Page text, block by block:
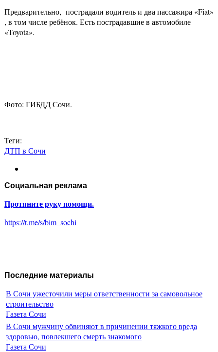
Предварительно, пострадали водитель и два пассажира «Fiat»
, в том числе ребёнок. Есть пострадавшие в автомобиле
«Toyota».
Фото: ГИБДД Сочи.
Теги:
ДТП в Сочи
Социальная реклама
Протяните руку помощи.
https://t.me/s/bim_sochi
Последние материалы
В Сочи ужесточили меры ответственности за самовольное
строительство
Газета Сочи
В Сочи мужчину обвиняют в причинении тяжкого вреда
здоровью, повлекшего смерть знакомого
Газета Сочи